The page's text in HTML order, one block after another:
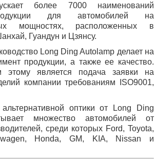
более 7000 наименований
для автомобилей на
мощностях, расположенных в
Гуандун и Цзянсу.
Long Ding Autolamp делает на
продукции, а также ее качество.
этому является подача заявки на
компании требованиям ISO9001,
оптики от Long Ding
множество автомобилей от
среди которых Ford, Toyota,
Honda, GM, KIA, Nissan и